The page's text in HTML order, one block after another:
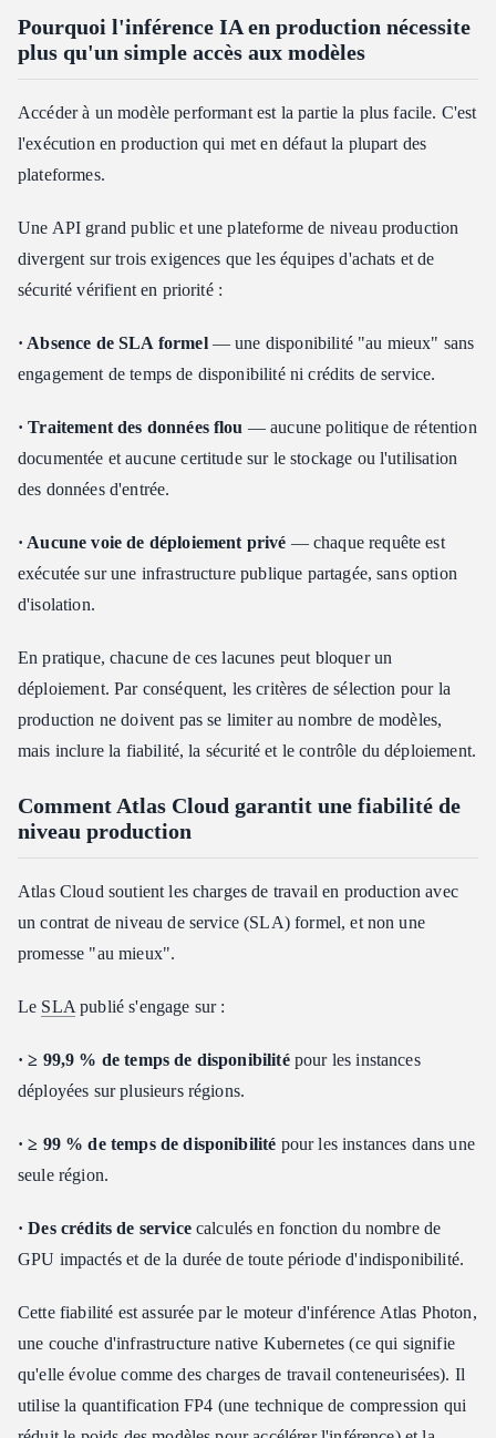
Pourquoi l'inférence IA en production nécessite
plus qu'un simple accès aux modèles
Accéder à un modèle performant est la partie la plus facile. C'est
l'exécution en production qui met en défaut la plupart des
plateformes.
Une API grand public et une plateforme de niveau production
divergent sur trois exigences que les équipes d'achats et de
sécurité vérifient en priorité :
· Absence de SLA formel— une disponibilité "au mieux" sans
engagement de temps de disponibilité ni crédits de service.
· Traitement des données flou — aucune politique de rétention
documentée et aucune certitude sur le stockage ou l'utilisation
des données d'entrée.
· Aucune voie de déploiement privé — chaque requête est
exécutée sur une infrastructure publique partagée, sans option
d'isolation.
En pratique, chacune de ces lacunes peut bloquer un
déploiement. Par conséquent, les critères de sélection pour la
production ne doivent pas se limiter au nombre de modèles,
mais inclure la fiabilité, la sécurité et le contrôle du déploiement.
Comment Atlas Cloud garantit une fiabilité de
niveau production
Atlas Cloud soutient les charges de travail en production avec
un contrat de niveau de service (SLA) formel, et non une
promesse "au mieux".
Le SLA publié s'engage sur :
· ≥ 99,9 % de temps de disponibilitépour les instances
déployées sur plusieurs régions.
· ≥ 99 % de temps de disponibilité pour les instances dans une
seule région.
· Des crédits de servicecalculés en fonction du nombre de
GPU impactés et de la durée de toute période d'indisponibilité.
Cette fiabilité est assurée par le moteur d'inférence Atlas Photon,
une couche d'infrastructure native Kubernetes (ce qui signifie
qu'elle évolue comme des charges de travail conteneurisées). Il
utilise la quantification FP4 (une technique de compression qui